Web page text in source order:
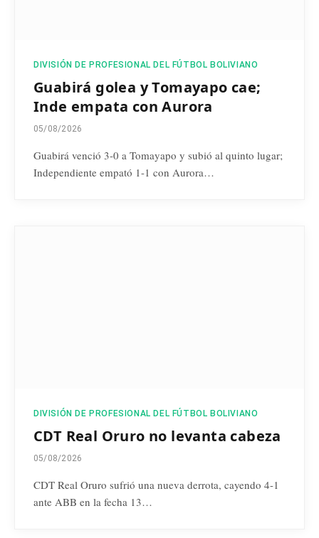
DIVISIÓN DE PROFESIONAL DEL FÚTBOL BOLIVIANO
Guabirá golea y Tomayapo cae;
Inde empata con Aurora
05/08/2026
Guabirá venció 3-0 a Tomayapo y subió al quinto lugar;
Independiente empató 1-1 con Aurora…
DIVISIÓN DE PROFESIONAL DEL FÚTBOL BOLIVIANO
CDT Real Oruro no levanta cabeza
05/08/2026
CDT Real Oruro sufrió una nueva derrota, cayendo 4-1
ante ABB en la fecha 13…